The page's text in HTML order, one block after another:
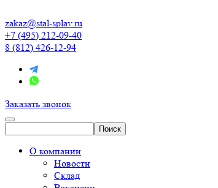
zakaz@stal-splav.ru
+7 (495) 212-09-40
8 (812) 426-12-94
Заказать звонок
О компании
Новости
Склад